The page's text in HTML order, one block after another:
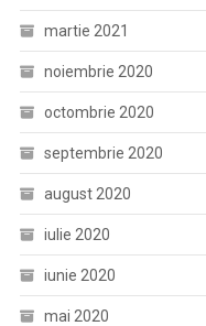
martie 2021
noiembrie 2020
octombrie 2020
septembrie 2020
august 2020
iulie 2020
iunie 2020
mai 2020